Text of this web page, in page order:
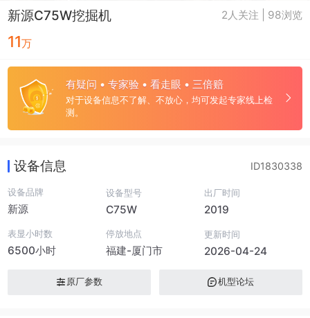
新源C75W挖掘机 2人关注 | 98浏览
11万
有疑问 • 专家验 • 看走眼 • 三倍赔
对于设备信息不了解、不放心，均可发起专家线上检
测。
设备信息 ID1830338
设备品牌
新源
设备型号
C75W
出厂时间
2019
表显小时数
6500小时
停放地点
福建-厦门市
更新时间
2026-04-24
原厂参数 机型论坛